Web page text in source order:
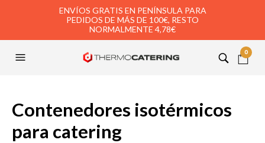
ENVÍOS GRATIS EN PENÍNSULA PARA
PEDIDOS DE MÁS DE 100€, RESTO
NORMALMENTE 4,78€
0
Contenedores isotérmicos
para catering